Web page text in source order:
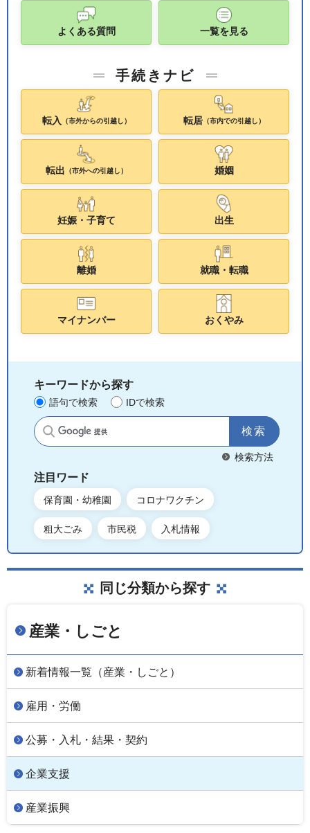
よくある質問 一覧を見る
手続きナビ
転入 （市外からの引越し） 転居（市内での引越し）
転出 （市外への引越し） 婚姻
妊娠・子育て 出生
離婚 就職・転職
マイナンバー おくやみ
キーワードから探す
語句で検索 IDで検索
サイト内検索
検索方法
注目ワード
保育園・幼稚園 コロナワクチン
粗大ごみ 市民税 入札情報
同じ分類から探す
産業・しごと
新着情報一覧（産業・しごと）
雇用・労働
公募・入札・結果・契約
企業支援
産業振興